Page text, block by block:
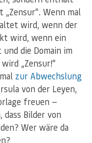
Wenn mal
wird, wenn der
wird, wenn ein
die Domain im
„Zensur!“
zur Abwechslung
von der Leyen,
freuen —
dass Bilder von
Wer wäre da